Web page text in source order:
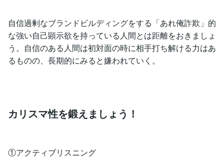
自信過剰なブランドビルディングをする「あれ俺詐欺」的
な強い自己顕示欲を持っている人間とは距離をおきましょ
う。自信のある人間は初対面の時に相手打ち解ける力はあ
るものの、長期的にみると嫌われていく。
カリスマ性を鍛えましょう！
①アクティブリスニング